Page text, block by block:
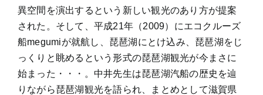
異空間を演出するという新しい観光のあり方が提案
された。そして、平成21年（2009）にエコクルーズ
船megumiが就航し、琵琶湖にとけ込み、琵琶湖をじ
っくりと眺めるという形式の琵琶湖観光が今まさに
始まった・・・。中井先生は琵琶湖汽船の歴史を辿
りながら琵琶湖観光を語られ、まとめとして滋賀県